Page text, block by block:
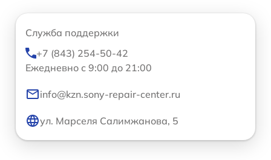
Служба поддержки
+7 (843) 254-50-42
Ежедневно с 9:00 до 21:00
info@kzn.sony-repair-center.ru
ул. Марселя Салимжанова, 5